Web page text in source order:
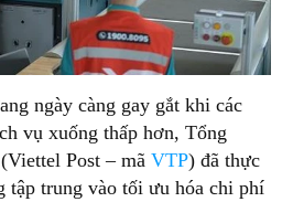
ngày càng gay gắt khi các
vụ xuống thấp hơn, Tổng
Post – mã VTP) đã thực
tập trung vào tối ưu hóa chi phí